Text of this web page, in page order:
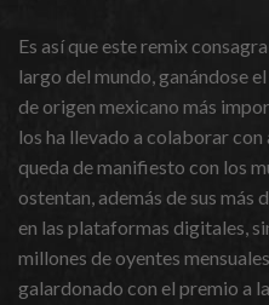
Es así que este remix
largo del mundo, ganándose
de origen mexicano más
los ha llevado a colaborar
queda de manifiesto con los
ostentan, además de sus más
en las plataformas digitales,
millones de oyentes
galardonado con el premio a